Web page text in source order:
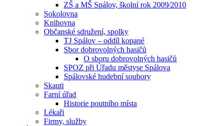
ZŠ a MŠ Spálov, školní rok 2009⁄2010
Sokolovna
Knihovna
Občanské sdružení, spolky
TJ Spálov – oddíl kopané
Sbor dobrovolných hasičů
O sboru dobrovolných hasičů
SPOZ při Úřadu městyse Spálova
Spálovské hudební soubory
Skauti
Farní úřad
Historie poutního místa
Lékaři
Firmy, služby